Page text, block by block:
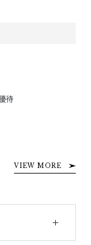
待
VIEW MORE